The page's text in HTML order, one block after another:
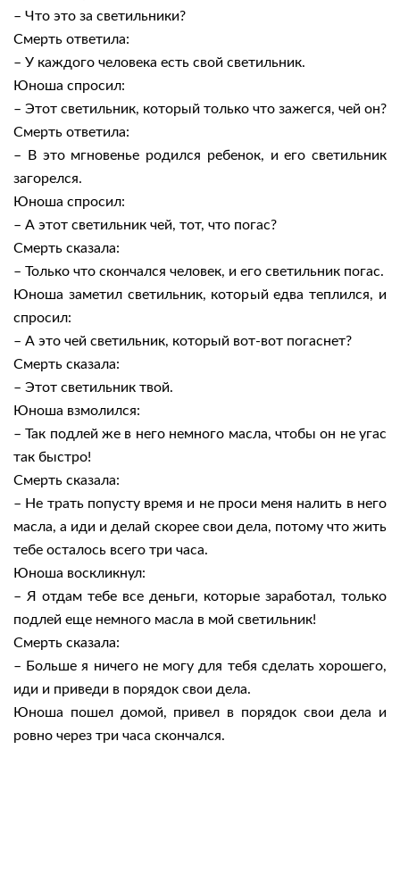
– Что это за светильники?
Смерть ответила:
– У каждого человека есть свой светильник.
Юноша спросил:
– Этот светильник, который только что зажегся, чей он?
Смерть ответила:
– В это мгновенье родился ребенок, и его светильник
загорелся.
Юноша спросил:
– А этот светильник чей, тот, что погас?
Смерть сказала:
– Только что скончался человек, и его светильник погас.
Юноша заметил светильник, который едва теплился, и
спросил:
– А это чей светильник, который вот-вот погаснет?
Смерть сказала:
– Этот светильник твой.
Юноша взмолился:
– Так подлей же в него немного масла, чтобы он не угас
так быстро!
Смерть сказала:
– Не трать попусту время и не проси меня налить в него
масла, а иди и делай скорее свои дела, потому что жить
тебе осталось всего три часа.
Юноша воскликнул:
– Я отдам тебе все деньги, которые заработал, только
подлей еще немного масла в мой светильник!
Смерть сказала:
– Больше я ничего не могу для тебя сделать хорошего,
иди и приведи в порядок свои дела.
Юноша пошел домой, привел в порядок свои дела и
ровно через три часа скончался.